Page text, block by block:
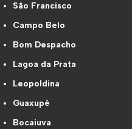
São Francisco
Campo Belo
Bom Despacho
Lagoa da Prata
Leopoldina
Guaxupé
Bocaiuva